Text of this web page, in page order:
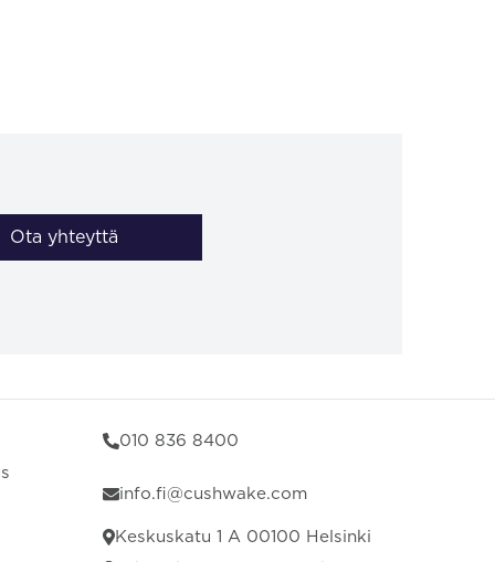
Ota yhteyttä
010 836 8400
info.fi@cushwake.com
Keskuskatu 1 A 00100 Helsinki